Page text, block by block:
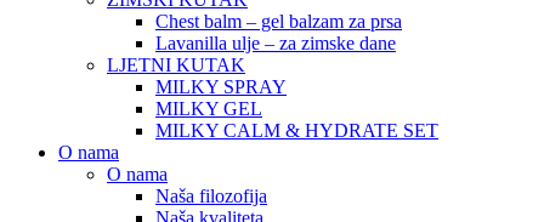
Chest balm – gel balzam za prsa
Lavanilla ulje – za zimske dane
LJETNI KUTAK
MILKY SPRAY
MILKY GEL
MILKY CALM & HYDRATE SET
O nama
O nama
Naša filozofija
Naša kvaliteta